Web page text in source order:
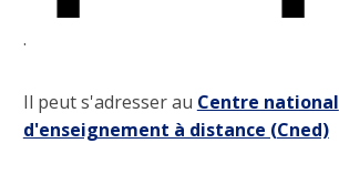
.
Il peut s'adresser au Centre national
d'enseignement à distance (Cned)